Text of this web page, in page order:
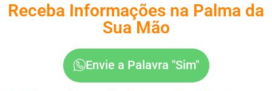
Receba Informações na Palma da
Sua Mão
Envie a Palavra "Sim"